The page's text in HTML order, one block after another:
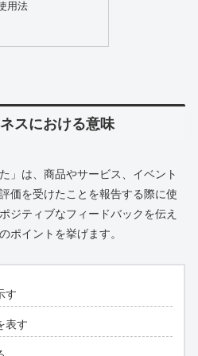
用法
スにおける意味
」は、商品やサービス、イベント
価を受けたことを報告する際に使
ジティブなフィードバックを伝え
ポイントを挙げます。
す
表す